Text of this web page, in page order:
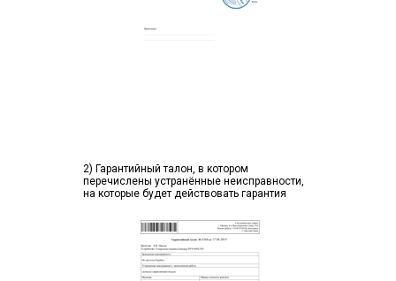
2) Гарантийный талон, в котором
перечислены устранённые неисправности,
на которые будет действовать гарантия